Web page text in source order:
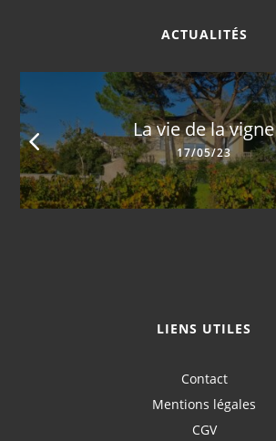
ACTUALITÉS
La vie de la vigne
17/05/23
LIENS UTILES
Contact
Mentions légales
CGV